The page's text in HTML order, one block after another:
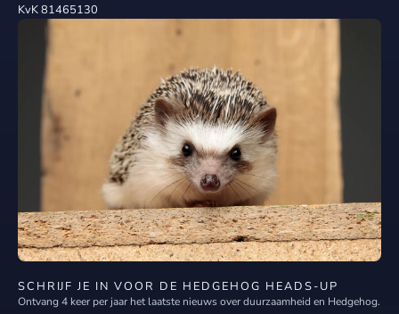
KvK 81465130
SCHRIJF JE IN VOOR DE HEDGEHOG HEADS-UP
Ontvang 4 keer per jaar het laatste nieuws over duurzaamheid en Hedgehog.